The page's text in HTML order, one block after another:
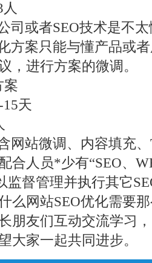
或者SEO技术是不太
方案只能与懂产品或
，进行方案的微调。
天
站微调、内容填充、
合人员*少有“SEO、
监督管理并执行其它
网站SEO优化需要那
朋友们互动交流学习
大家一起共同进步。